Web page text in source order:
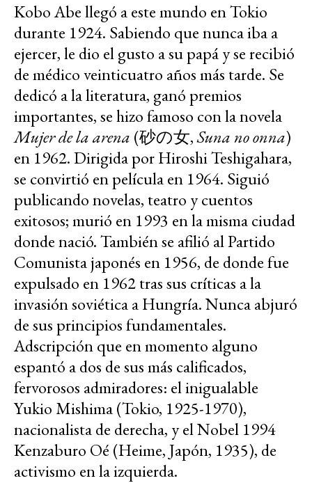
Kobo Abe llegó a este mundo en Tokio
durante 1924. Sabiendo que nunca iba a
ejercer, le dio el gusto a su papá y se recibió
de médico veinticuatro años más tarde. Se
dedicó a la literatura, ganó premios
importantes, se hizo famoso con la novela
Mujer de la arena (砂の女,Suna no onna)
en 1962. Dirigida por Hiroshi Teshigahara,
se convirtió en película en 1964. Siguió
publicando novelas, teatro y cuentos
exitosos; murió en 1993 en la misma ciudad
donde nació. También se afilió al Partido
Comunista japonés en 1956, de donde fue
expulsado en 1962 tras sus críticas a la
invasión soviética a Hungría. Nunca abjuró
de sus principios fundamentales.
Adscripción que en momento alguno
espantó a dos de sus más calificados,
fervorosos admiradores: el inigualable
Yukio Mishima (Tokio, 1925-1970),
nacionalista de derecha, y el Nobel 1994
Kenzaburo Oé (Heime, Japón, 1935), de
activismo en la izquierda.